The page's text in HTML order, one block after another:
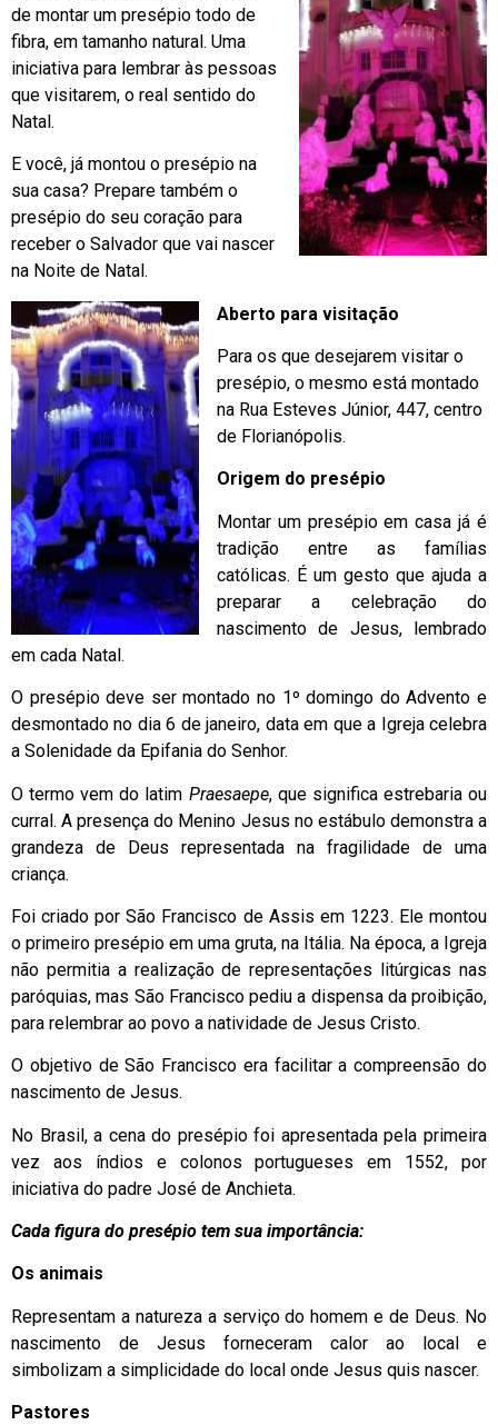
de montar um presépio todo de
fibra, em tamanho natural. Uma
iniciativa para lembrar às pessoas
que visitarem, o real sentido do
Natal.
E você, já montou o presépio na
sua casa? Prepare também o
presépio do seu coração para
receber o Salvador que vai nascer
na Noite de Natal.
Aberto para visitação
Para os que desejarem visitar o
presépio, o mesmo está montado
na Rua Esteves Júnior, 447, centro
de Florianópolis.
Origem do presépio
Montar um presépio em casa já é
tradição entre as famílias
católicas. É um gesto que ajuda a
preparar a celebração do
nascimento de Jesus, lembrado
em cada Natal.
O presépio deve ser montado no 1º domingo do Advento e
desmontado no dia 6 de janeiro, data em que a Igreja celebra
a Solenidade da Epifania do Senhor.
O termo vem do latim Praesaepe, que significa estrebaria ou
curral. A presença do Menino Jesus no estábulo demonstra a
grandeza de Deus representada na fragilidade de uma
criança.
Foi criado por São Francisco de Assis em 1223. Ele montou
o primeiro presépio em uma gruta, na Itália. Na época, a Igreja
não permitia a realização de representações litúrgicas nas
paróquias, mas São Francisco pediu a dispensa da proibição,
para relembrar ao povo a natividade de Jesus Cristo.
O objetivo de São Francisco era facilitar a compreensão do
nascimento de Jesus.
No Brasil, a cena do presépio foi apresentada pela primeira
vez aos índios e colonos portugueses em 1552, por
iniciativa do padre José de Anchieta.
Cada figura do presépio tem sua importância:
Os animais
Representam a natureza a serviço do homem e de Deus. No
nascimento de Jesus forneceram calor ao local e
simbolizam a simplicidade do local onde Jesus quis nascer.
Pastores